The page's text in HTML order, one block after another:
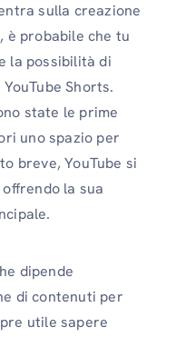
sulla creazione
è probabile che tu
la possibilità di
Shorts.
state le prime
uno spazio per
breve, YouTube si
la sua
dipende
di contenuti per
utile sapere